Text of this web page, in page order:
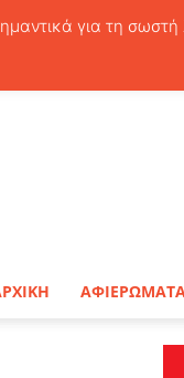
για τη σωστή